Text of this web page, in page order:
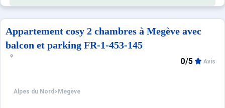
Appartement cosy 2 chambres à Megève avec
balcon et parking FR-1-453-145
Alpes du Nord > Megève
0/5 Avis